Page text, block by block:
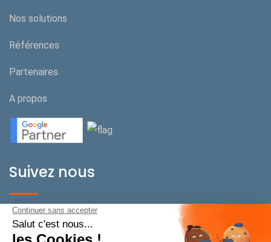
Nos solutions
Références
Partenaires
A propos
Suivez nous